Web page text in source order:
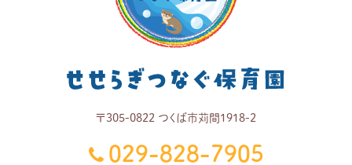
〒305-0822 つくば市苅間1918-2
029-828-7905